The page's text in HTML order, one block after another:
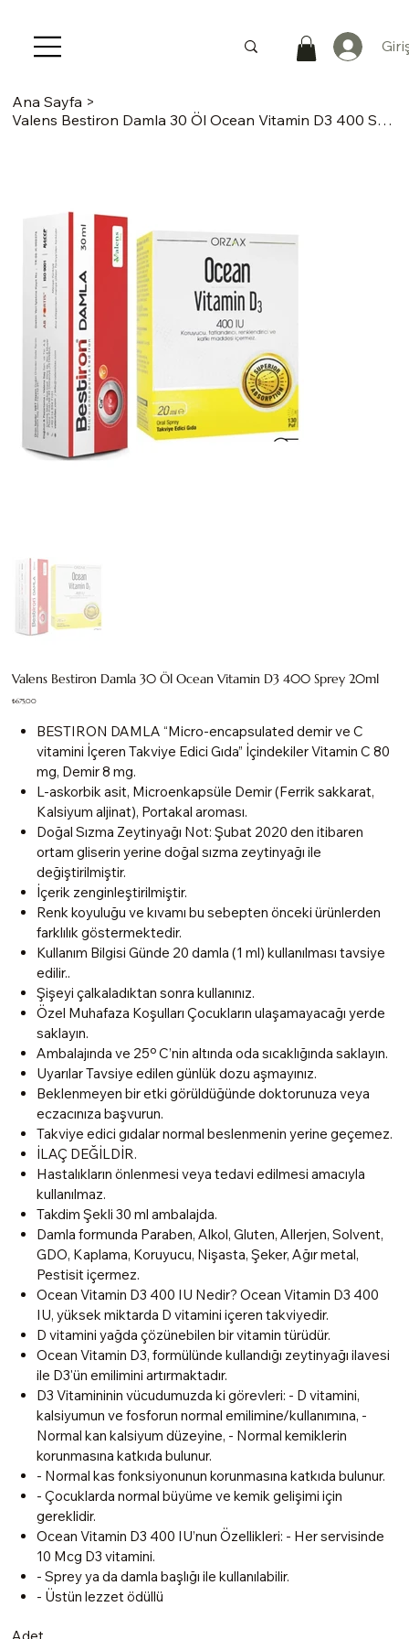
Ana Sayfa >
Valens Bestiron Damla 30 Öl Ocean Vitamin D3 400 Sprey 20ml
Valens Bestiron Damla 30 Öl Ocean Vitamin D3 400 Sprey 20ml
Fiyat
₺675,00
BESTIRON DAMLA “Micro-encapsulated demir ve C
vitamini İçeren Takviye Edici Gıda” İçindekiler Vitamin C 80
mg, Demir 8 mg.
L-askorbik asit, Microenkapsüle Demir (Ferrik sakkarat,
Kalsiyum aljinat), Portakal aroması.
Doğal Sızma Zeytinyağı Not: Şubat 2020 den itibaren
ortam gliserin yerine doğal sızma zeytinyağı ile
değiştirilmiştir.
İçerik zenginleştirilmiştir.
Renk koyuluğu ve kıvamı bu sebepten önceki ürünlerden
farklılık göstermektedir.
Kullanım Bilgisi Günde 20 damla (1 ml) kullanılması tavsiye
edilir..
Şişeyi çalkaladıktan sonra kullanınız.
Özel Muhafaza Koşulları Çocukların ulaşamayacağı yerde
saklayın.
Ambalajında ve 25º C’nin altında oda sıcaklığında saklayın.
Uyarılar Tavsiye edilen günlük dozu aşmayınız.
Beklenmeyen bir etki görüldüğünde doktorunuza veya
eczacınıza başvurun.
Takviye edici gıdalar normal beslenmenin yerine geçemez.
İLAÇ DEĞİLDİR.
Hastalıkların önlenmesi veya tedavi edilmesi amacıyla
kullanılmaz.
Takdim Şekli 30 ml ambalajda.
Damla formunda Paraben, Alkol, Gluten, Allerjen, Solvent,
GDO, Kaplama, Koruyucu, Nişasta, Şeker, Ağır metal,
Pestisit içermez.
Ocean Vitamin D3 400 IU Nedir? Ocean Vitamin D3 400
IU, yüksek miktarda D vitamini içeren takviyedir.
D vitamini yağda çözünebilen bir vitamin türüdür.
Ocean Vitamin D3, formülünde kullandığı zeytinyağı ilavesi
ile D3'ün emilimini artırmaktadır.
D3 Vitamininin vücudumuzda ki görevleri: - D vitamini,
kalsiyumun ve fosforun normal emilimine/kullanımına, -
Normal kan kalsiyum düzeyine, - Normal kemiklerin
korunmasına katkıda bulunur.
- Normal kas fonksiyonunun korunmasına katkıda bulunur.
- Çocuklarda normal büyüme ve kemik gelişimi için
gereklidir.
Ocean Vitamin D3 400 IU’nun Özellikleri: - Her servisinde
10 Mcg D3 vitamini.
- Sprey ya da damla başlığı ile kullanılabilir.
- Üstün lezzet ödüllü